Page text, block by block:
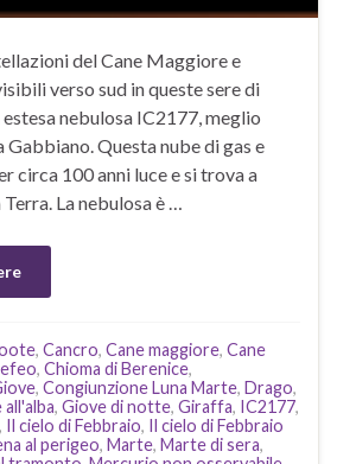
del Cane Maggiore e
verso sud in queste sere di
nebulosa IC2177, meglio
Gabbiano. Questa nube di gas e
circa 100 anni luce e si trova a
La nebulosa è …
, Cancro, Cane maggiore, Cane
, Chioma di Berenice,
, Congiunzione Luna Marte, Drago,
, Giove di notte, Giraffa, IC2177,
, Il cielo di Febbraio, Il cielo di Febbraio
al perigeo, Marte, Marte di sera,